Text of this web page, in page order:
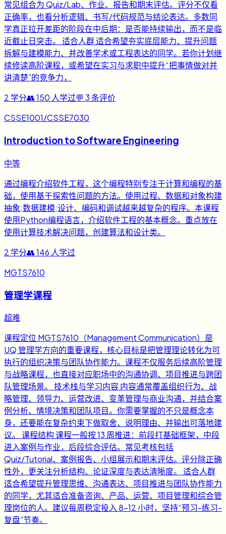
常见组合为 Quiz/Lab、作业、报告和期末评估。评分不仅看
正确率，也看分析逻辑、书写/代码规范与结论表达。多数同
学真正拉开差距的阶段在中后期：是否能持续输出，而不是临
近截止日突击。 适合人群 适合希望夯实底层能力、提升问题
拆解与建模能力、并改善学术或工程表达的同学。若你计划继
续修读高阶课程，或希望在实习与求职中提升“把事情做对并
讲清楚”的竞争力，
2 学分👥150 人学过💬 3条评价
CSSE1001/CSSE7030
Introduction to Software Engineering
中等
通过编程介绍软件工程，这个编程特别专注于计算和编程的基
础，使用基于探索性问题的方法。使用过程、数据和对象构建
抽象;数据建模;设计、编码和调试越来越复杂的程序。本课程
使用Python编程语言，介绍软件工程的基本概念。重点放在
使用计算技术解决问题，创建算法和设计类。
2 学分👥146 人学过
MGTS7610
管理学课程
超难
课程定位 MGTS7610（Management Communication）是
UQ 管理学方向的重要课程，核心目标是把管理理论转化为可
执行的组织决策与团队协作能力。课程不仅服务后续高阶管理
与战略课程，也直接对应职场中的沟通协调、项目推进与跨团
队管理场景。 技术栈与学习内容 内容通常覆盖组织行为、战
略管理、领导力、运营改进、变革管理与商业沟通，并结合案
例分析、情境决策和团队项目。你需要掌握的不只是概念本
身，还要能在复杂约束下做取舍、说明理由、并输出可落地建
议。 课程结构 课程一般按 13 周推进：前段打基础框架，中段
进入案例与作业，后段综合评估。常见考核包括
Quiz/Tutorial、案例报告、小组展示和期末评估。评分除正确
性外，更关注分析结构、论证深度与表达清晰度。 适合人群
适合希望提升管理思维、沟通表达、项目推进与团队协作能力
的同学，尤其适合准备咨询、产品、运营、项目管理和综合管
理岗位的人。建议每周稳定投入 8-12 小时，坚持“预习-练习-
复盘”节奏。